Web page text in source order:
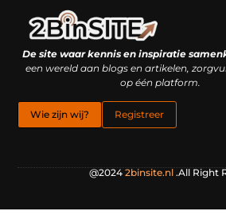
De site waar kennis en inspiratie
een wereld aan blogs en artikelen,
op één platform.
Wie zijn wij? Registreer
@2024 2binsite.nl.All Right